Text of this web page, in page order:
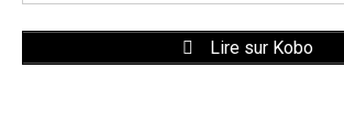
Lire sur Kobo